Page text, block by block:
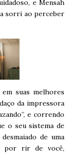
e Mensah
sorri ao perceber
suas melhores
da impressora
e correndo
o seu sistema de
de uma
por rir de você,